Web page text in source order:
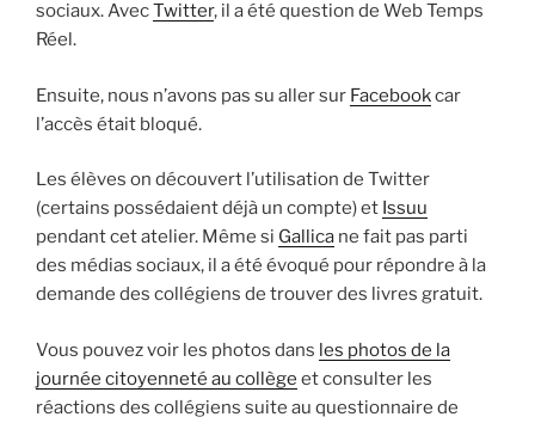
sociaux. AvecTwitter, il a été question de Web Temps
Réel.
Ensuite, nous n’avons pas su aller sur Facebookcar
l’accès était bloqué.
Les élèves on découvert l’utilisation de Twitter
(certains possédaient déjà un compte) et Issuu
pendant cet atelier. Même si Gallica ne fait pas parti
des médias sociaux, il a été évoqué pour répondre à la
demande des collégiens de trouver des livres gratuit.
Vous pouvez voir les photos dans les photos de la
journée citoyenneté au collège et consulter les
réactions des collégiens suite au questionnaire de